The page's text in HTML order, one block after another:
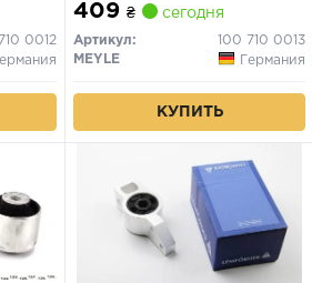
0012
409 ₴ сегодня
Артикул:
100 710 0013
MEYLE
Германия
КУПИТЬ